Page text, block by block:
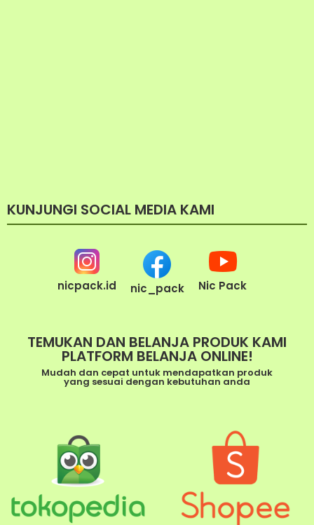
KUNJUNGI SOCIAL MEDIA KAMI
nicpack.id nic_pack Nic Pack
TEMUKAN DAN BELANJA PRODUK KAMI
PLATFORM BELANJA ONLINE!
Mudah dan cepat untuk mendapatkan produk
yang sesuai dengan kebutuhan anda